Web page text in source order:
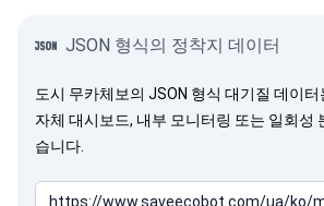
JSON 형식의 정착지 데이터
도시 무카체보의 JSON 형식 대기질 데이
자체 대시보드, 내부 모니터링 또는 일회성
습니다.